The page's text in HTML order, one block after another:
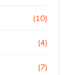
(10)
(4)
(7)